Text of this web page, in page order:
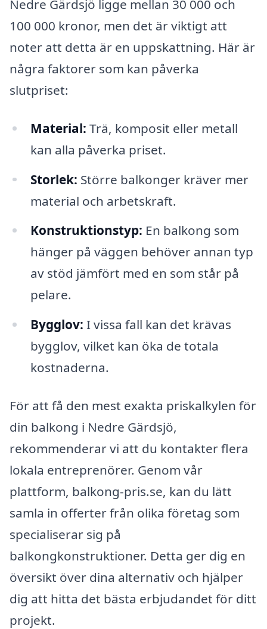
Nedre Gärdsjö ligge mellan 30 000 och
100 000 kronor, men det är viktigt att
noter att detta är en uppskattning. Här är
några faktorer som kan påverka
slutpriset:
Material: Trä, komposit eller metall
kan alla påverka priset.
Storlek: Större balkonger kräver mer
material och arbetskraft.
Konstruktionstyp: En balkong som
hänger på väggen behöver annan typ
av stöd jämfört med en som står på
pelare.
Bygglov: I vissa fall kan det krävas
bygglov, vilket kan öka de totala
kostnaderna.
För att få den mest exakta priskalkylen för
din balkong i Nedre Gärdsjö,
rekommenderar vi att du kontakter flera
lokala entreprenörer. Genom vår
plattform, balkong-pris.se, kan du lätt
samla in offerter från olika företag som
specialiserar sig på
balkongkonstruktioner. Detta ger dig en
översikt över dina alternativ och hjälper
dig att hitta det bästa erbjudandet för ditt
projekt.